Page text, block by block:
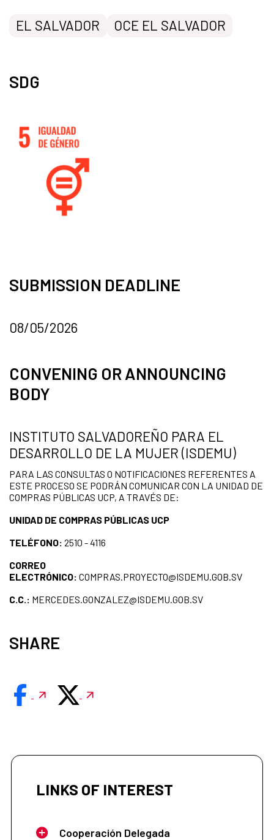
EL SALVADOR OCE EL SALVADOR
SDG
SUBMISSION DEADLINE
08/05/2026
CONVENING OR ANNOUNCING
BODY
INSTITUTO SALVADOREÑO PARA EL
DESARROLLO DE LA MUJER (ISDEMU)
PARA LAS CONSULTAS O NOTIFICACIONES REFERENTES A
ESTE PROCESO SE PODRÁN COMUNICAR CON LA UNIDAD DE
COMPRAS PÚBLICAS UCP, A TRAVÉS DE:
UNIDAD DE COMPRAS PÚBLICAS UCP
TELÉFONO: 2510 - 4116
CORREO
ELECTRÓNICO: COMPRAS.PROYECTO@ISDEMU.GOB.SV
C.C.: MERCEDES.GONZALEZ@ISDEMU.GOB.SV
SHARE
LINKS OF INTEREST
Cooperación Delegada